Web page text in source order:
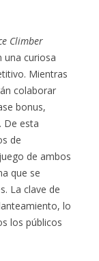
Climber
una curiosa
Mientras
colaborar
bonus,
De esta
de
de ambos
que se
La clave de
lo
los públicos